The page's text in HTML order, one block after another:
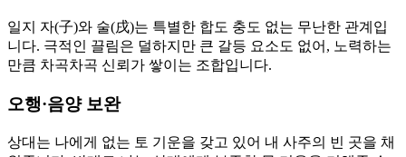
일지 자(子)와 술(戌)는 특별한 합도 충도 없는 무난한 관계입
니다. 극적인 끌림은 덜하지만 큰 갈등 요소도 없어, 노력하는
만큼 차곡차곡 신뢰가 쌓이는 조합입니다.
오행·음양 보완
상대는 나에게 없는 토 기운을 갖고 있어 내 사주의 빈 곳을 채